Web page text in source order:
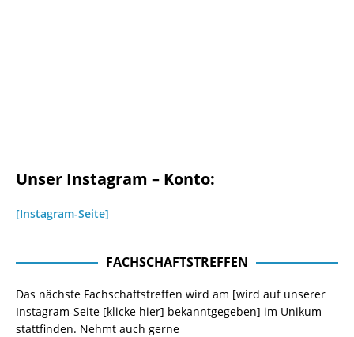
Unser Instagram – Konto:
[Instagram-Seite]
FACHSCHAFTSTREFFEN
Das nächste Fachschaftstreffen wird am [wird auf unserer
Instagram-Seite [klicke hier] bekanntgegeben] im Unikum
stattfinden. Nehmt auch gerne